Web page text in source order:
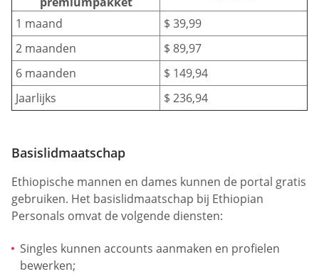
1 maand
$ 39,99
2 maanden
$ 89,97
6 maanden
$ 149,94
Jaarlijks
$ 236,94
Basislidmaatschap
Ethiopische mannen en dames kunnen de portal gratis
gebruiken. Het basislidmaatschap bij Ethiopian
Personals omvat de volgende diensten:
Singles kunnen accounts aanmaken en profielen
bewerken;